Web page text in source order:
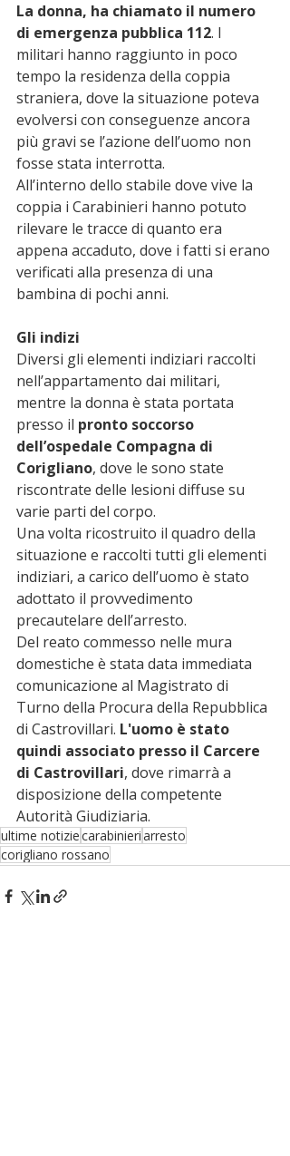
La donna, ha chiamato il numero
di emergenza pubblica 112. I
militari hanno raggiunto in poco
tempo la residenza della coppia
straniera, dove la situazione poteva
evolversi con conseguenze ancora
più gravi se l’azione dell’uomo non
fosse stata interrotta.
All’interno dello stabile dove vive la
coppia i Carabinieri hanno potuto
rilevare le tracce di quanto era
appena accaduto, dove i fatti si erano
verificati alla presenza di una
bambina di pochi anni.
Gli indizi
Diversi gli elementi indiziari raccolti
nell’appartamento dai militari,
mentre la donna è stata portata
presso il pronto soccorso
dell’ospedale Compagna di
Corigliano, dove le sono state
riscontrate delle lesioni diffuse su
varie parti del corpo.
Una volta ricostruito il quadro della
situazione e raccolti tutti gli elementi
indiziari, a carico dell’uomo è stato
adottato il provvedimento
precautelare dell’arresto.
Del reato commesso nelle mura
domestiche è stata data immediata
comunicazione al Magistrato di
Turno della Procura della Repubblica
di Castrovillari. L'uomo è stato
quindi associato presso il Carcere
di Castrovillari, dove rimarrà a
disposizione della competente
Autorità Giudiziaria.
ultime notiziecarabinieriarresto
corigliano rossano